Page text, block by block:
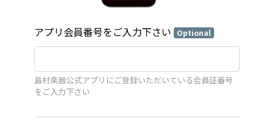
アプリ会員番号をご入力下さい Optional
島村楽器公式アプリにご登録いただいている会員証番号
をご入力下さい